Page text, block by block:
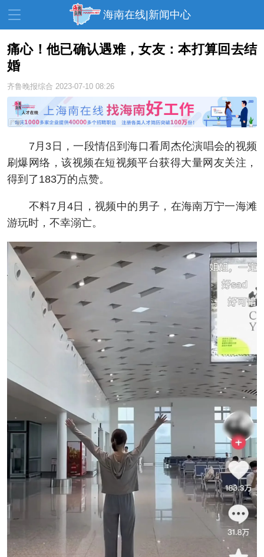
海南在线|新闻中心
资讯中心
文体 消费
教育 健康 房产
家装 交通 美食
生活 演出 活动
人才在线 天涯企服
痛心！他已确认遇难，女友：本打算回去结
婚
齐鲁晚报综合 2023-07-10 08:26
7月3日，一段情侣到海口看周杰伦演唱会的视频
刷爆网络，该视频在短视频平台获得大量网友关注，
得到了183万的点赞。
不料7月4日，视频中的男子，在海南万宁一海滩
游玩时，不幸溺亡。